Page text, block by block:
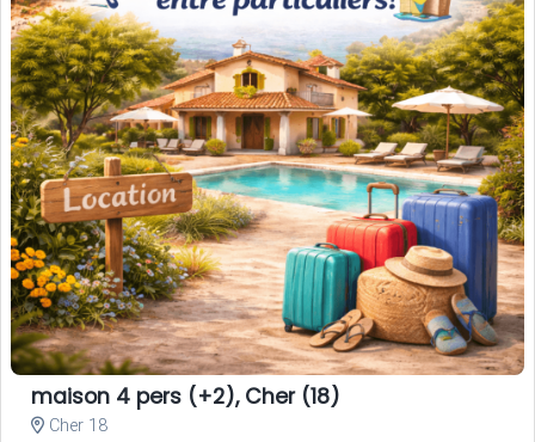
maison 4 pers (+2), Cher (18)
Cher 18